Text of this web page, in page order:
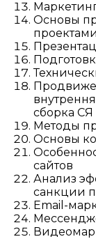
Основы
сборка СЯ
Методы
Основы
сайтов
Анализ
санкции
Email-